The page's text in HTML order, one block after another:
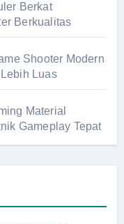
Berkat
Berkualitas
Shooter Modern
Luas
Material
Gameplay Tepat